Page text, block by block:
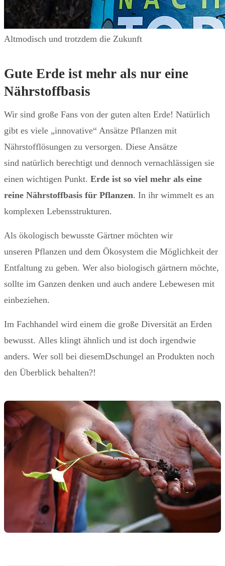
Altmodisch und trotzdem die Zukunft
Gute Erde ist mehr als nur eine
Nährstoffbasis
Wir sind große Fans von der guten alten Erde! Natürlich
gibt es viele „innovative“ Ansätze Pflanzen mit
Nährstofflösungen zu versorgen. Diese Ansätze
sind natürlich berechtigt und dennoch vernachlässigen sie
einen wichtigen Punkt. Erde ist so viel mehr als eine
reine Nährstoffbasis für Pflanzen. In ihr wimmelt es an
komplexen Lebensstrukturen.
Als ökologisch bewusste Gärtner möchten wir
unseren Pflanzen und dem Ökosystem die Möglichkeit der
Entfaltung zu geben. Wer also biologisch gärtnern möchte,
sollte im Ganzen denken und auch andere Lebewesen mit
einbeziehen.
Im Fachhandel wird einem die große Diversität an Erden
bewusst. Alles klingt ähnlich und ist doch irgendwie
anders. Wer soll bei diesemDschungel an Produkten noch
den Überblick behalten?!